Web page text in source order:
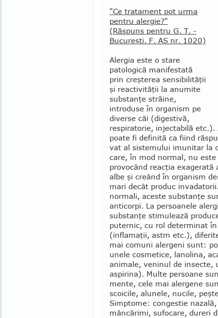
"Ce tratament pot urma
pentru alergie?"
(Răspuns pentru G. T. -
Bucureşti, F. AS nr. 1020)
Alergia este o stare
patologică ma­nifestată
prin creşterea sensibi­lităţii
şi reactivităţii la anumite
sub­stanţe străine,
introduse în organism pe
diverse căi (digestivă,
respiratorie, injectabilă etc.).
poate fi definită ca fiind
vat al siste­mului imunitar la
care, în mod normal, nu
provocând reacţia exagerată
albe şi creând în organism
mari decât produc
normali, aceste sub­stanţe
anticorpi. La persoa­nele
substanţe stimulează
puternic, cu rol deter­minat
(inflamaţii, astm etc.),
mai co­muni alergeni sunt:
unele cosmetice, lanolina,
animale, veninul de insecte,
aspirina). Multe persoane
mente, cele mai alergene
scoicile, alu­nele, nucile,
Simptome: congestie
mâncărimi, su­focare, dureri